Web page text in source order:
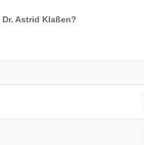
Dr. Astrid Klaßen?